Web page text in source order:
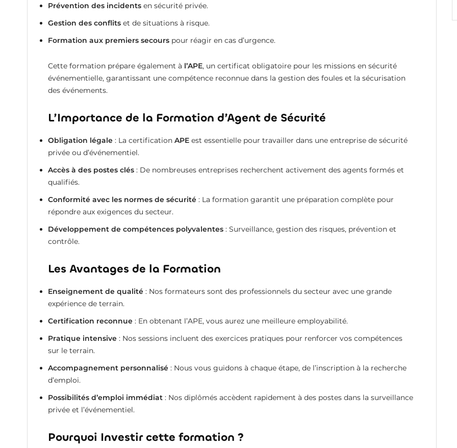
Prévention des incidentsen sécurité privée.
Gestion des conflitset de situations à risque.
Formation aux premiers secourspour réagir en cas d’urgence.
Cette formation prépare également à l’APE, un certificat obligatoire pour les missions en sécurité
événementielle, garantissant une compétence reconnue dans la gestion des foules et la sécurisation
des événements.
L’Importance de la Formation d’Agent de Sécurité
Obligation légale: La certification APEest essentielle pour travailler dans une entreprise de sécurité
privée ou d’événementiel.
Accès à des postes clés: De nombreuses entreprises recherchent activement des agents formés et
qualifiés.
Conformité avec les normes de sécurité: La formation garantit une préparation complète pour
répondre aux exigences du secteur.
Développement de compétences polyvalentes: Surveillance, gestion des risques, prévention et
contrôle.
Les Avantages de la Formation
Enseignement de qualité: Nos formateurs sont des professionnels du secteur avec une grande
expérience de terrain.
Certification reconnue: En obtenant l’APE, vous aurez une meilleure employabilité.
Pratique intensive: Nos sessions incluent des exercices pratiques pour renforcer vos compétences
sur le terrain.
Accompagnement personnalisé: Nous vous guidons à chaque étape, de l’inscription à la recherche
d’emploi.
Possibilités d’emploi immédiat: Nos diplômés accèdent rapidement à des postes dans la surveillance
privée et l’événementiel.
Pourquoi Investir cette formation ?